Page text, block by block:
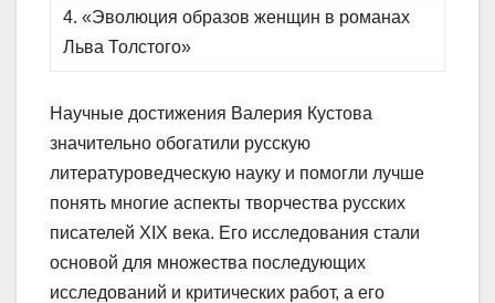
4. «Эволюция образов женщин в романах
Льва Толстого»
Научные достижения Валерия Кустова
значительно обогатили русскую
литературоведческую науку и помогли лучше
понять многие аспекты творчества русских
писателей XIX века. Его исследования стали
основой для множества последующих
исследований и критических работ, а его